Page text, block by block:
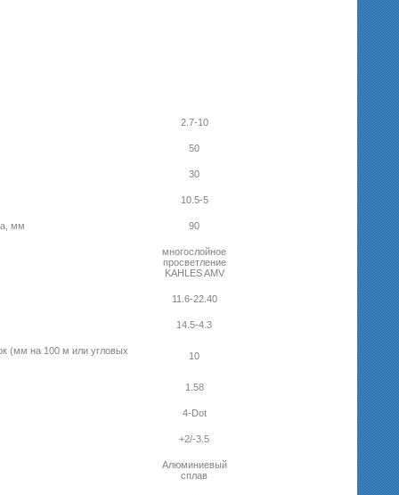
2.7-10
50
30
10.5-5
мм 90
многослойное
просветление
KAHLES AMV
11.6-22.40
14.5-4.3
(мм на 100 м или угловых
10
1.58
4-Dot
+2/-3.5
Алюминиевый
сплав